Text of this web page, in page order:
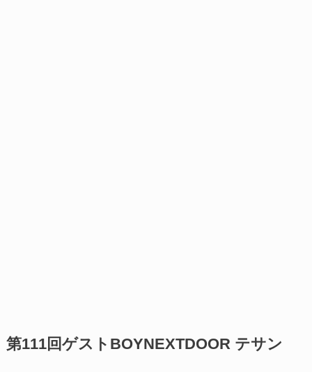
第111回ゲストBOYNEXTDOOR テサン